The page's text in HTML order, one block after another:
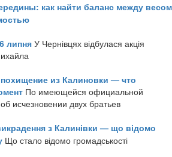
как найти баланс между весом
липня У Чернівцях відбулася акція
из Калиновки — что
По имеющейся официальной
исчезновении двух братьев
з Калинівки — що відомо
Що стало відомо громадськості